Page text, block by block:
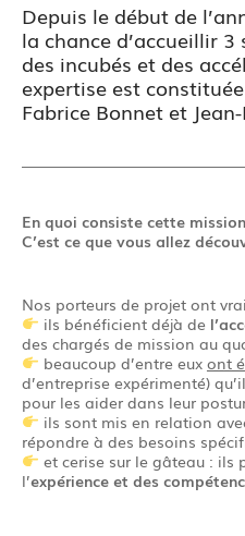
Depuis le début de
la chance d’accueillir
des incubés et des
expertise est
Fabrice Bonnet et
En quoi consiste cette
C’est ce que vous allez
Nos porteurs de projet ont
ils bénéficient déjà de
des chargés de mission au
beaucoup d’entre eux ont
d’entreprise expérimenté)
pour les aider dans leur
ils sont mis en relation
répondre à des besoins
et cerise sur le gâteau : ils
l’expérience et des